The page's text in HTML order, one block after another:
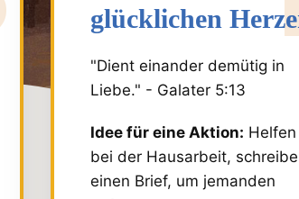
glücklichen
"Dient einander demütig in
Liebe." - Galater 5:13
Idee für eine Aktion: Helfen
bei der Hausarbeit,
einen Brief, um jemanden